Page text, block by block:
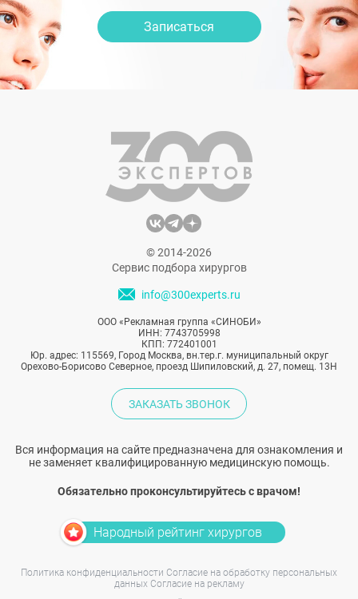
Записаться
© 2014-2026
Сервис подбора хирургов
info@300experts.ru
ООО «Рекламная группа «СИНОБИ»
ИНН: 7743705998
КПП: 772401001
Юр. адрес: 115569, Город Москва, вн.тер.г. муниципальный округ
Орехово-Борисово Северное, проезд Шипиловский, д. 27, помещ. 13Н
ЗАКАЗАТЬ ЗВОНОК
Вся информация на сайте предназначена для ознакомления и
не заменяет квалифицированную медицинскую помощь.
Обязательно проконсультируйтесь с врачом!
Народный рейтинг хирургов
Политика конфиденциальности Согласие на обработку персональных
данных Согласие на рекламу